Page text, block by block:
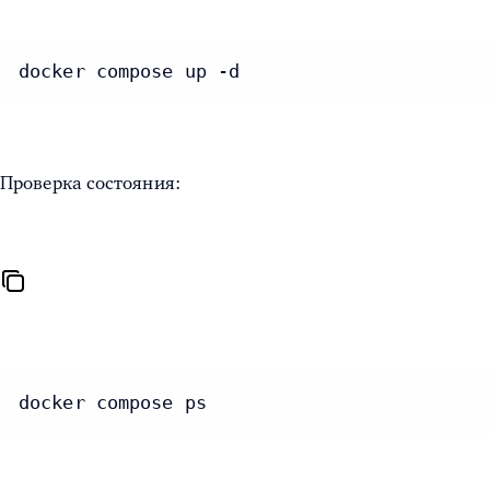
docker compose up -d
Проверка состояния:
docker compose ps